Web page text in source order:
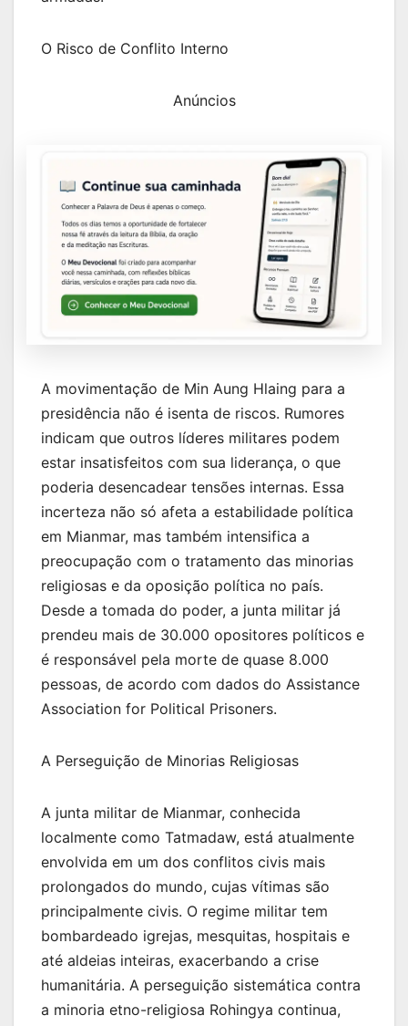
O Risco de Conflito Interno
Anúncios
A movimentação de Min Aung Hlaing para a
presidência não é isenta de riscos. Rumores
indicam que outros líderes militares podem
estar insatisfeitos com sua liderança, o que
poderia desencadear tensões internas. Essa
incerteza não só afeta a estabilidade política
em Mianmar, mas também intensifica a
preocupação com o tratamento das minorias
religiosas e da oposição política no país.
Desde a tomada do poder, a junta militar já
prendeu mais de 30.000 opositores políticos e
é responsável pela morte de quase 8.000
pessoas, de acordo com dados do Assistance
Association for Political Prisoners.
A Perseguição de Minorias Religiosas
A junta militar de Mianmar, conhecida
localmente como Tatmadaw, está atualmente
envolvida em um dos conflitos civis mais
prolongados do mundo, cujas vítimas são
principalmente civis. O regime militar tem
bombardeado igrejas, mesquitas, hospitais e
até aldeias inteiras, exacerbando a crise
humanitária. A perseguição sistemática contra
a minoria etno-religiosa Rohingya continua,